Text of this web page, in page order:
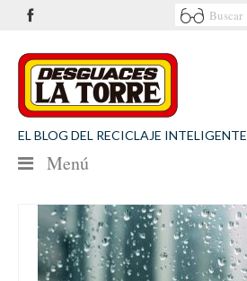
EL BLOG DEL RECICLAJE INTELIGENTE
Menú
NOTICIAS
SEGURIDAD VIAL
MEDIO AMBIENTE